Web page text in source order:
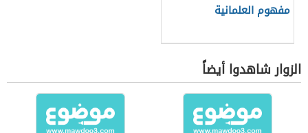
مفهوم العلمانية
الزوار شاهدوا أيضاً